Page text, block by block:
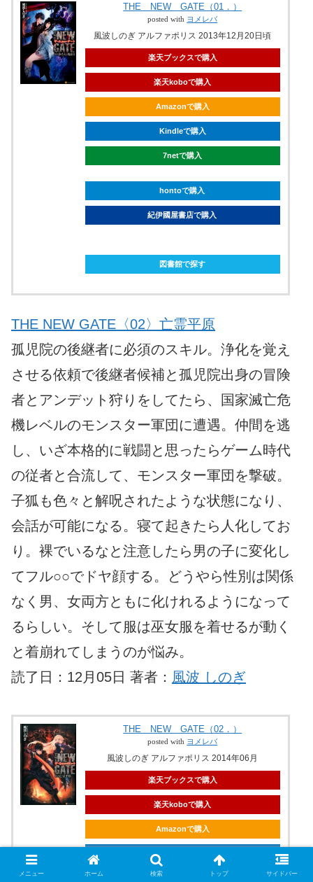
THE NEW GATE（01．）
posted with ヨメレバ
風波しのぎ アルファポリス 2013年12月20日頃
楽天ブックスで購入
楽天koboで購入
Amazonで購入
Kindleで購入
7netで購入
hontoで購入
紀伊國屋書店で購入
図書館で探す
THE NEW GATE〈02〉亡霊平原
孤児院の後継者に必須のスキル。浄化を覚え
させる依頼で後継者候補と孤児院出身の冒険
者とアンデット狩りをしてたら、国家滅亡危
機レベルのモンスター軍団に遭遇。仲間を逃
し、いざ本格的に戦闘と思ったらゲーム時代
の従者と合流して、モンスター軍団を撃破。
子狐も色々と解呪されたような状態になり、
会話が可能になる。寝て起きたら人化してお
り。裸でいるなと注意したら男の子に変化し
てフル○○でドヤ顔する。どうやら性別は関係
なく男、女両方ともに化けれるようになって
るらしい。そして服は巫女服を着せるが動く
と着崩れてしまうのが悩み。
読了日：12月05日 著者： 風波 しのぎ
THE NEW GATE（02．）
posted with ヨメレバ
風波しのぎ アルファポリス 2014年06月
楽天ブックスで購入
楽天koboで購入
Amazonで購入
Kindleで購入
メニュー ホーム 検索 トップ サイドバー